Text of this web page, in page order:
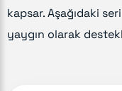
kapsar. Aşağıdaki
yaygın olarak